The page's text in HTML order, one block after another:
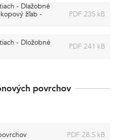
- Dlažobné
žľab -
PDF 235 kB
- Dložobné
PDF 241 kB
povrchov
PDF 28.5 kB